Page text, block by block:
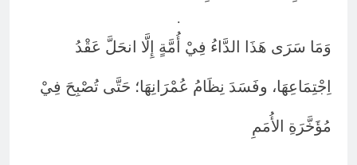
.
وَمَا سَرَى هَذَا الدَّاءُ فِيْ أُمَّةٍ إِلَّا انحَلَّ عَقْدُ
اِجْتِمَاعِهَا، وفَسَدَ نِظَامُ عُمْرَانِهَا؛ حَتَّى تُصْبِحَ فِيْ
مُؤَخَّرَةِ الأُمَمِ